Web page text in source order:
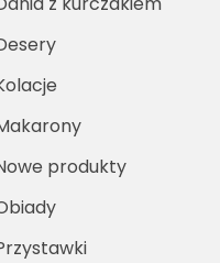
produkty